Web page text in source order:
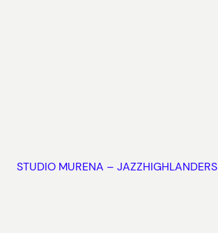
STUDIO MURENA – JAZZHIGHLANDERS